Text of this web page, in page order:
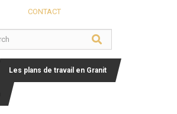
CONTACT
Les plans de travail en Granit